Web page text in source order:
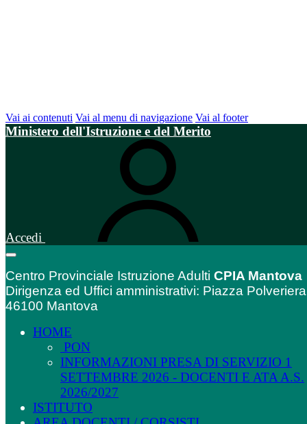
Vai ai contenuti Vai al menu di navigazione Vai al footer
Ministero dell'Istruzione e del Merito
Accedi
Centro Provinciale Istruzione Adulti CPIA Mantova
Dirigenza ed Uffici amministrativi: Piazza
46100 Mantova
HOME
PON
INFORMAZIONI PRESA DI SERVIZIO 1
SETTEMBRE 2026 - DOCENTI E ATA A.S.
2026/2027
ISTITUTO